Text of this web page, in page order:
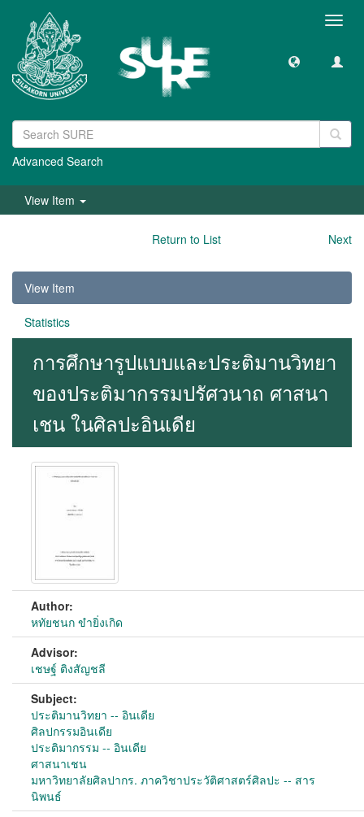
Advanced Search
View Item
Return to List Next
View Item
Statistics
การศึกษารูปแบบและประติมานวิทยา
ของประติมากรรมปรัศวนาถ ศาสนา
เชน ในศิลปะอินเดีย
Author:
หทัยชนก ขำยิ่งเกิด
Advisor:
เชษฐ์ ติงสัญชลี
Subject:
ประติมานวิทยา -- อินเดีย
ศิลปกรรมอินเดีย
ประติมากรรม -- อินเดีย
ศาสนาเชน
มหาวิทยาลัยศิลปากร. ภาควิชาประวัติศาสตร์ศิลปะ -- สาร
นิพนธ์